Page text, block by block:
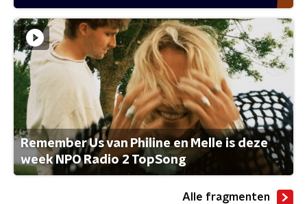
Remember Us van Philine en Melle is deze
week NPO Radio 2 TopSong
Alle fragmenten